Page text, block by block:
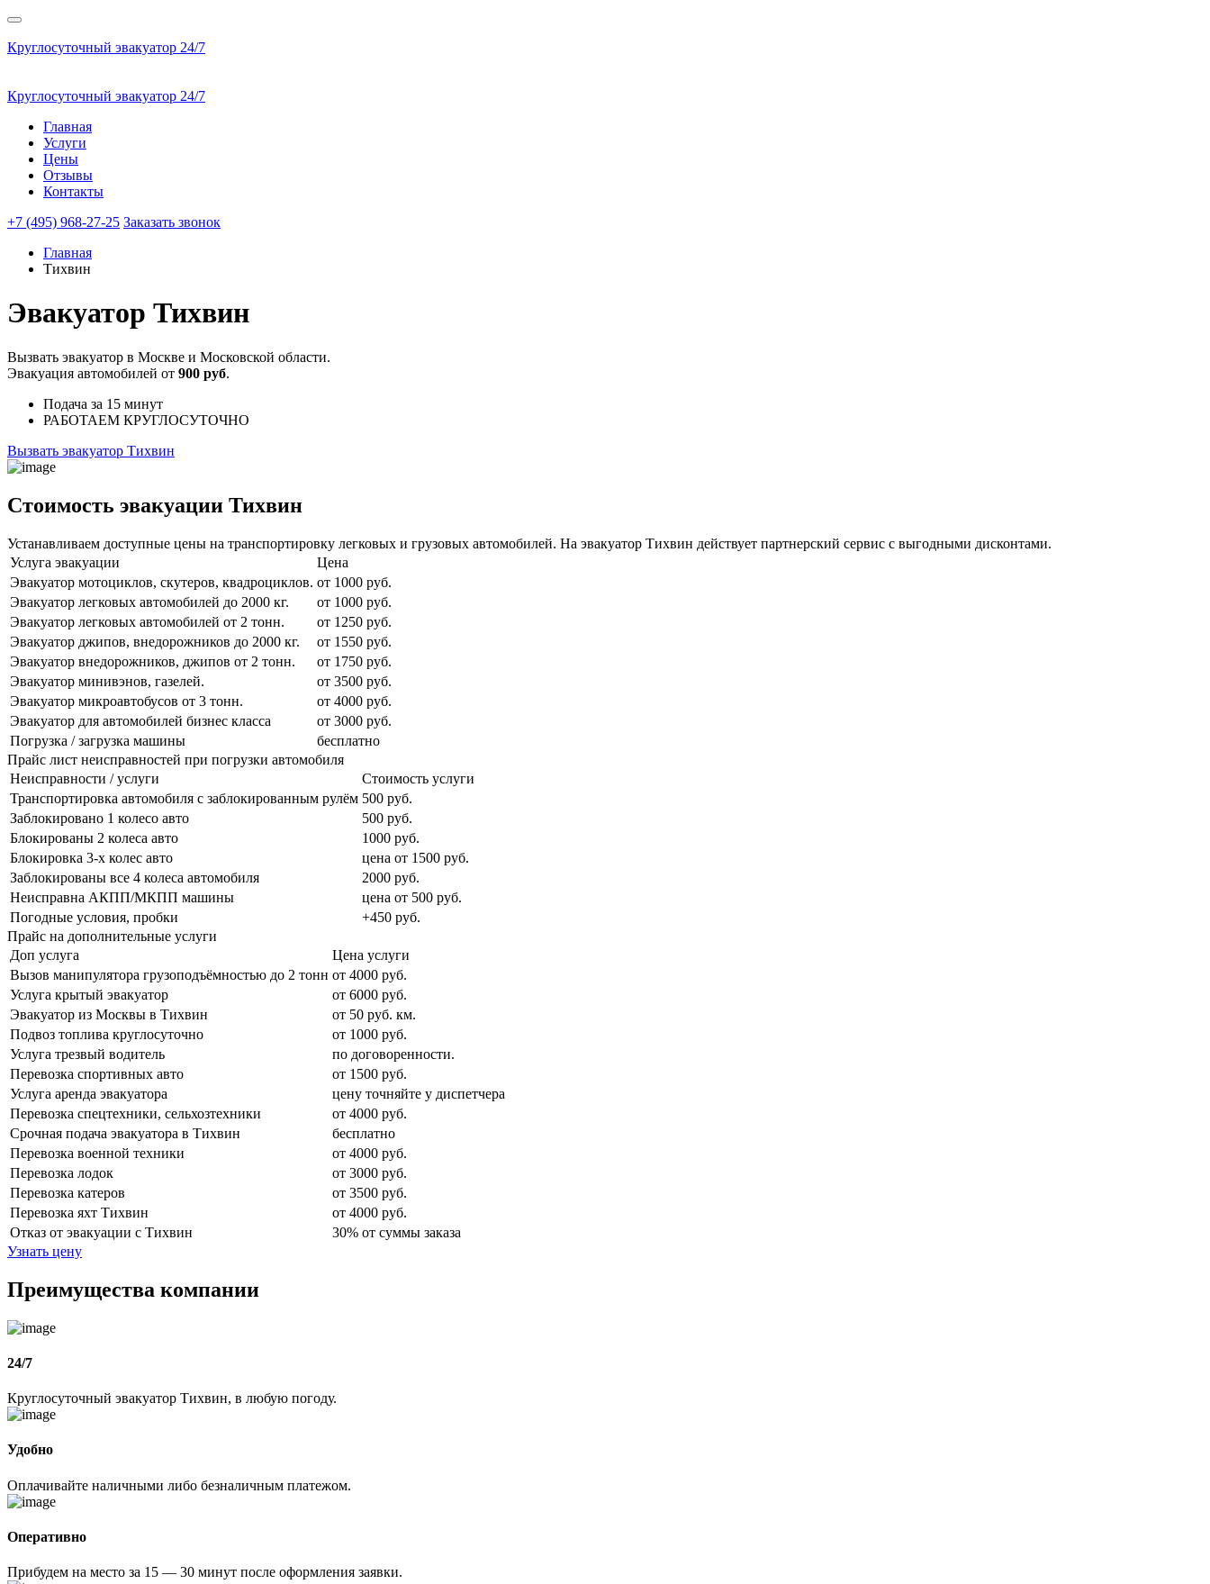
Круглосуточный эвакуатор 24/7
Круглосуточный эвакуатор 24/7
Главная
Услуги
Цены
Отзывы
Контакты
+7 (495) 968-27-25 Заказать звонок
Главная
Тихвин
Эвакуатор Тихвин
Вызвать эвакуатор в Москве и Московской области.
Эвакуация автомобилей от 900 руб.
Подача за 15 минут
РАБОТАЕМ КРУГЛОСУТОЧНО
Вызвать эвакуатор Тихвин
Стоимость эвакуации Тихвин
Устанавливаем доступные цены на транспортировку легковых и грузовых автомобилей. На эвакуатор Тихвин действует партнерский сервис с выгодными дисконтами.
Услуга эвакуации
Цена
Эвакуатор мотоциклов, скутеров, квадроциклов. от 1000 руб.
Эвакуатор легковых автомобилей до 2000 кг.
от 1000 руб.
Эвакуатор легковых автомобилей от 2 тонн.
от 1250 руб.
Эвакуатор джипов, внедорожников до 2000 кг.
от 1550 руб.
Эвакуатор внедорожников, джипов от 2 тонн.
от 1750 руб.
Эвакуатор минивэнов, газелей.
от 3500 руб.
Эвакуатор микроавтобусов от 3 тонн.
от 4000 руб.
Эвакуатор для автомобилей бизнес класса
от 3000 руб.
Погрузка / загрузка машины
бесплатно
Прайс лист неисправностей при погрузки автомобиля
Неисправности / услуги
Стоимость услуги
Транспортировка автомобиля с заблокированным рулём 500 руб.
Заблокировано 1 колесо авто
500 руб.
Блокированы 2 колеса авто
1000 руб.
Блокировка 3-х колес авто
цена от 1500 руб.
Заблокированы все 4 колеса автомобиля
2000 руб.
Неисправна АКПП/МКПП машины
цена от 500 руб.
Погодные условия, пробки
+450 руб.
Прайс на дополнительные услуги
Доп услуга
Цена услуги
Вызов манипулятора грузоподъёмностью до 2 тонн от 4000 руб.
Услуга крытый эвакуатор
от 6000 руб.
Эвакуатор из Москвы в Тихвин
от 50 руб. км.
Подвоз топлива круглосуточно
от 1000 руб.
Услуга трезвый водитель
по договоренности.
Перевозка спортивных авто
от 1500 руб.
Услуга аренда эвакуатора
цену точняйте у диспетчера
Перевозка спецтехники, сельхозтехники
от 4000 руб.
Срочная подача эвакуатора в Тихвин
бесплатно
Перевозка военной техники
от 4000 руб.
Перевозка лодок
от 3000 руб.
Перевозка катеров
от 3500 руб.
Перевозка яхт Тихвин
от 4000 руб.
Отказ от эвакуации с Тихвин
30% от суммы заказа
Узнать цену
Преимущества компании
24/7
Круглосуточный эвакуатор Тихвин, в любую погоду.
Удобно
Оплачивайте наличными либо безналичным платежом.
Оперативно
Прибудем на место за 15 — 30 минут после оформления заявки.